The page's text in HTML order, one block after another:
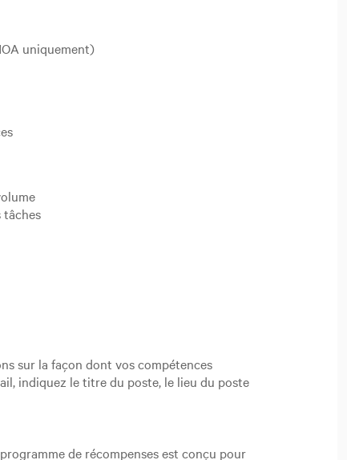
uniquement)
tâches
sur la façon dont vos compétences
indiquez le titre du poste, le lieu du poste
de récompenses est conçu pour